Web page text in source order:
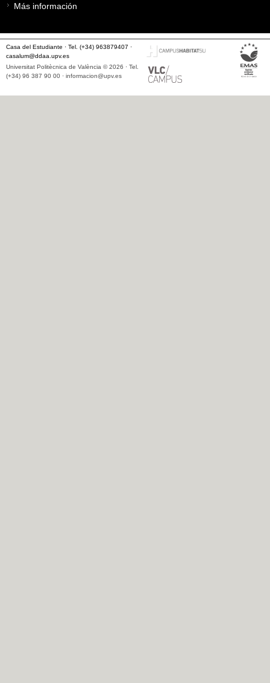
Más información
Casa del Estudiante · Tel. (+34) 963879407 ·
casalum@ddaa.upv.es
Universitat Politècnica de València © 2026 · Tel.
(+34) 96 387 90 00 · informacion@upv.es